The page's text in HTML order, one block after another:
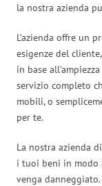
la nostra azienda
L’azienda offre un
esigenze del
in base
servizio completo
mobili, o
per te.
La nostra azienda
i tuoi beni in modo
venga